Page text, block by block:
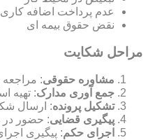
عدم پرداخت اضافه کاری
نقض حقوق بیمه ای
مراحل شکایت
مشاوره حقوقی: مراجعه
جمع آوری مدارک: تهیه
تشکیل پرونده: ارسال
پیگیری قضایی: حضور
اجرای حکم: پیگیری